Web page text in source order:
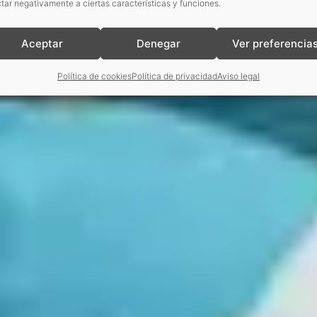
negativamente a ciertas características y funciones.
Aceptar Denegar Ver
Política de cookiesPolítica de privacidadAviso legal